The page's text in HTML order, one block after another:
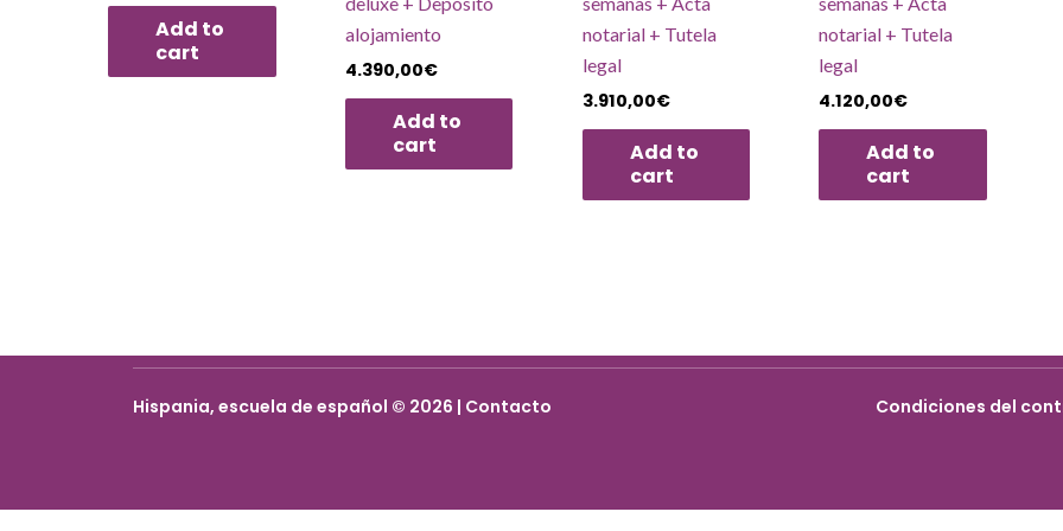
Add to
cart
alojamiento
4.390,00€
Add to
cart
notarial + Tutela
legal
3.910,00€
Add to
cart
notarial + Tutela
legal
4.120,00€
Add to
cart
Hispania, escuela de español © 2026 | Contacto Condiciones del